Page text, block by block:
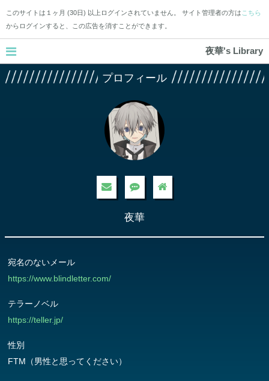
このサイトは１ヶ月 (30日) 以上ログインされていません。 サイト管理者の方は こちら
からログインすると、この広告を消すことができます。
夜華's Library
プロフィール
夜華
宛名のないメール
https://www.blindletter.com/
テラーノベル
https://teller.jp/
性別
FTM（男性と思ってください）